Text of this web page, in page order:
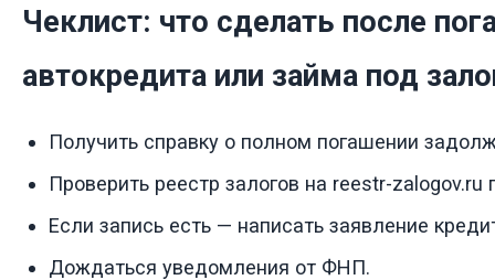
Чеклист: что сделать после
автокредита или займа под
Получить справку о полном погашении
Проверить реестр залогов на reestr-zalogov.ru
Если запись есть — написать заявление
Дождаться уведомления от ФНП.